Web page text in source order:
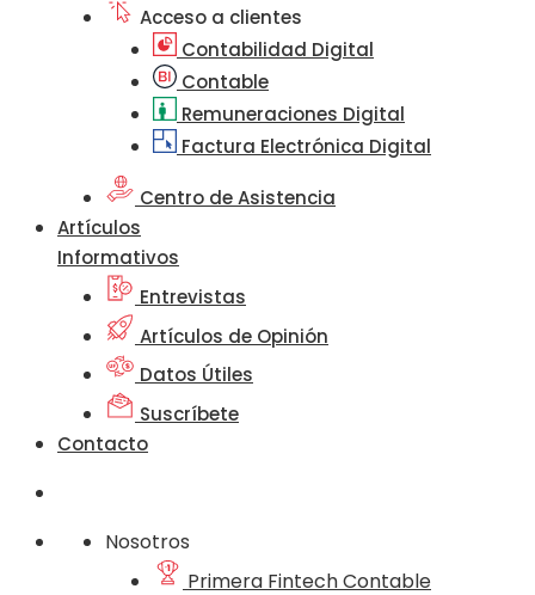
Acceso a clientes
Contabilidad Digital
Contable
Remuneraciones Digital
Factura Electrónica Digital
Centro de Asistencia
Artículos
Informativos
Entrevistas
Artículos de Opinión
Datos Útiles
Suscríbete
Contacto
Nosotros
Primera Fintech Contable